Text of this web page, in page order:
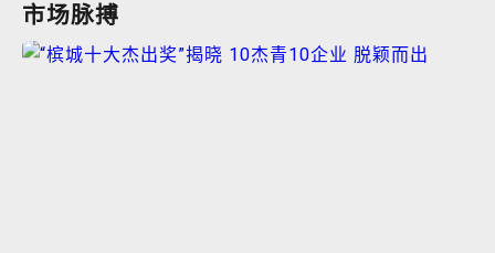
市场脉搏